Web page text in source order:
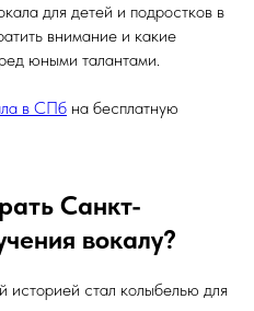
для детей и подростков в
внимание и какие
юными талантами.
в СПб на бесплатную
Санкт-
вокалу?
историей стал колыбелью для